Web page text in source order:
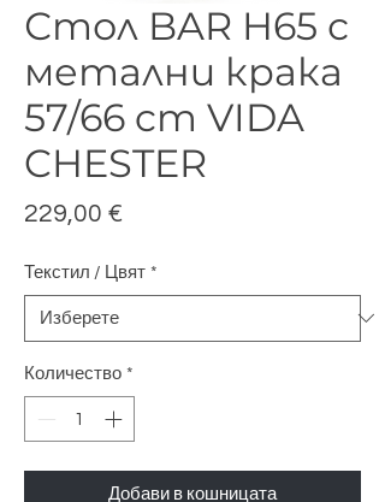
Стол BAR H65 с
метални крака
57/66 cm VIDA
CHESTER
229,00 €
Текстил / Цвят *
Количество *
Добави в кошницата